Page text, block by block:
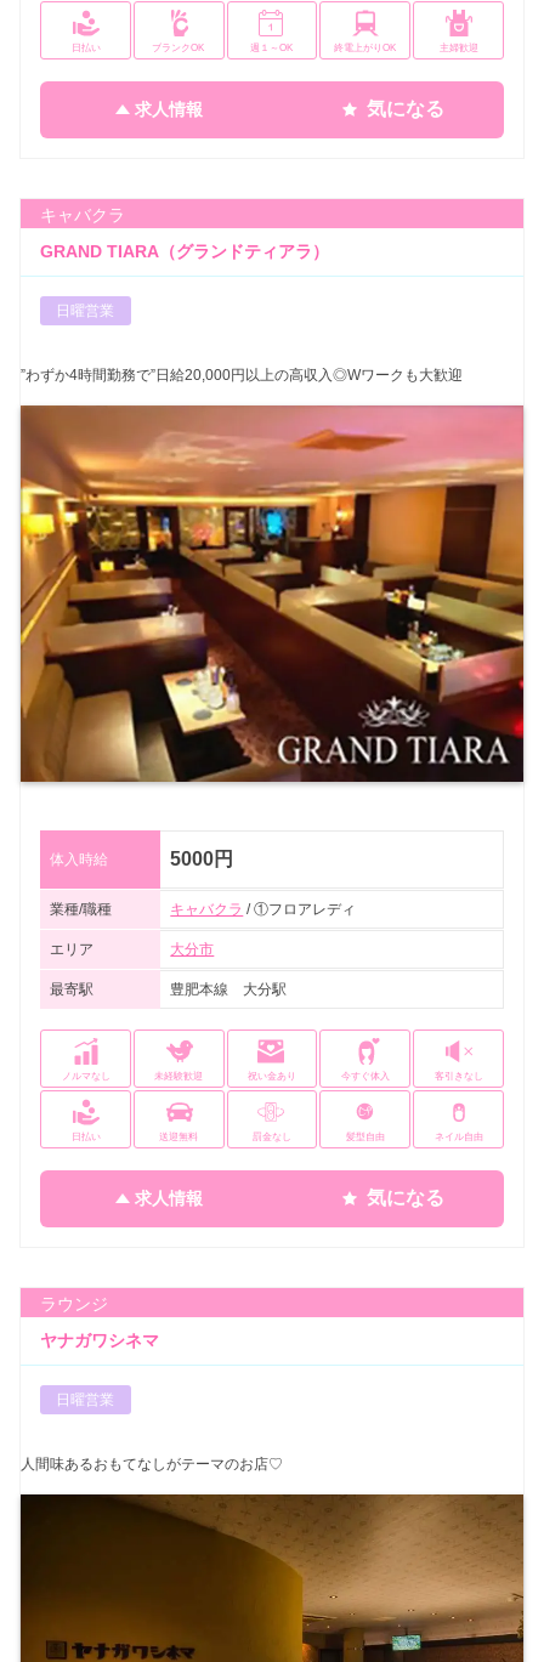
日払い ブランクOK 週１～OK 終電上がりOK 主婦歓迎
求人情報 気になる
キャバクラ
GRAND TIARA（グランドティアラ）
日曜営業
”わずか4時間勤務で”日給20,000円以上の高収入◎Wワークも大歓迎
体入時給 5000円
業種/職種 キャバクラ / ①フロアレディ
エリア 大分市
最寄駅 豊肥本線 大分駅
ノルマなし 未経験歓迎 祝い金あり 今すぐ体入 客引きなし
日払い 送迎無料 罰金なし 髪型自由 ネイル自由
求人情報 気になる
ラウンジ
ヤナガワシネマ
日曜営業
人間味あるおもてなしがテーマのお店♡